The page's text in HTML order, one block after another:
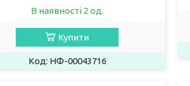
В наявності 2 од.
Купити
НФ-00043716